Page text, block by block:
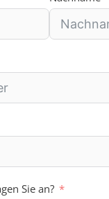
Sie an?